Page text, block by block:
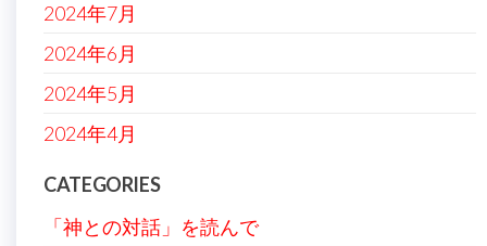
2024年7月
2024年6月
2024年5月
2024年4月
CATEGORIES
「神との対話」を読んで